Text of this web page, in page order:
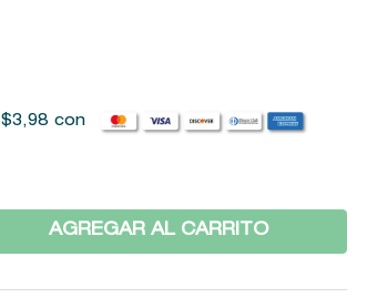
$3,98 con
AGREGAR AL CARRITO